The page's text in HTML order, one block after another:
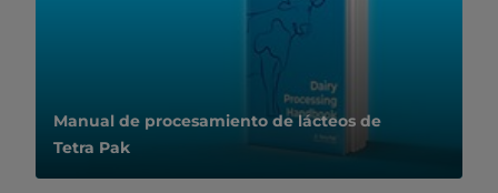
Manual de procesamiento de lácteos de
Tetra Pak